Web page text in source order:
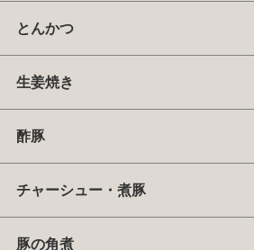
とんかつ
生姜焼き
酢豚
チャーシュー・煮豚
豚の角煮